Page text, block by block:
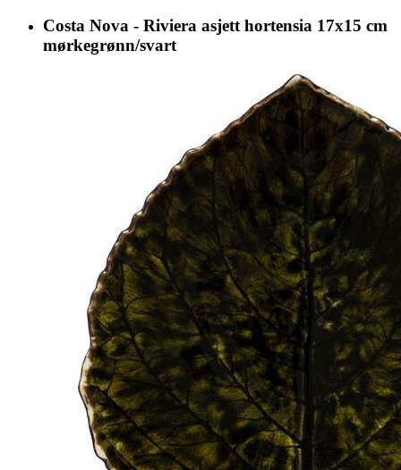
Costa Nova - Riviera asjett hortensia 17x15 cm
mørkegrønn/svart